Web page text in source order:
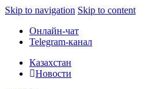
Skip to navigation Skip to content
Онлайн-чат
Telegram-канал
Казахстан
Новости